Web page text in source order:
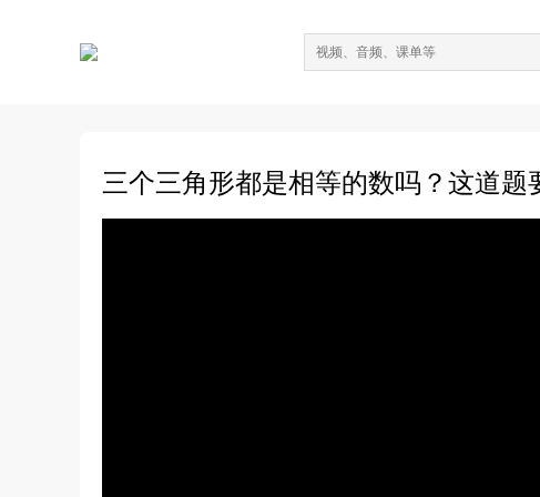
三个三角形都是相等的数吗？这道题